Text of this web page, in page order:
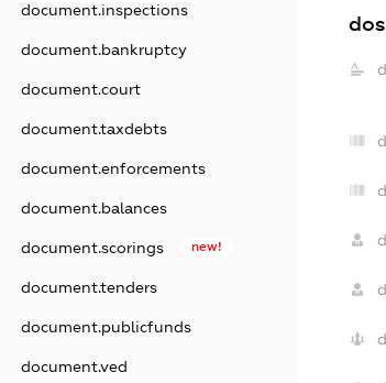
document.inspections
document.bankruptcy
document.court
document.taxdebts
document.enforcements
document.balances
document.scorings new!
document.tenders
document.publicfunds
document.ved